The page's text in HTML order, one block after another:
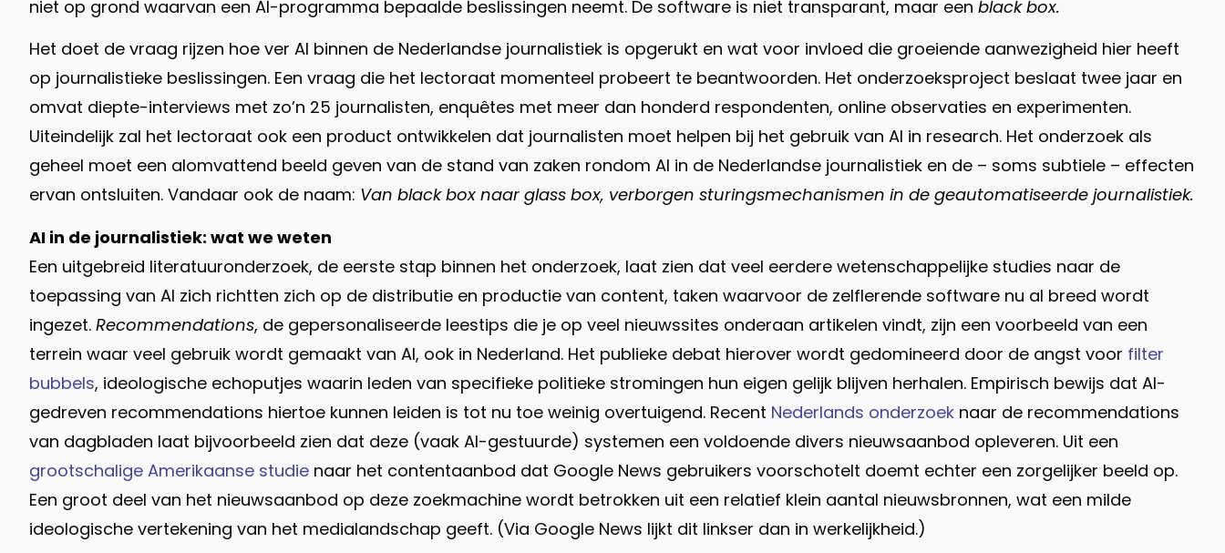
niet op grond waarvan een AI-programma bepaalde beslissingen neemt. De software is niet transparant, maar een black box.
Het doet de vraag rijzen hoe ver AI binnen de Nederlandse journalistiek is opgerukt en wat voor invloed die groeiende aanwezigheid hier heeft
op journalistieke beslissingen. Een vraag die het lectoraat momenteel probeert te beantwoorden. Het onderzoeksproject beslaat twee jaar en
omvat diepte-interviews met zo’n 25 journalisten, enquêtes met meer dan honderd respondenten, online observaties en experimenten.
Uiteindelijk zal het lectoraat ook een product ontwikkelen dat journalisten moet helpen bij het gebruik van AI in research. Het onderzoek als
geheel moet een alomvattend beeld geven van de stand van zaken rondom AI in de Nederlandse journalistiek en de – soms subtiele – effecten
ervan ontsluiten. Vandaar ook de naam: Van black box naar glass box, verborgen sturingsmechanismen in de geautomatiseerde journalistiek.
AI in de journalistiek: wat we weten
Een uitgebreid literatuuronderzoek, de eerste stap binnen het onderzoek, laat zien dat veel eerdere wetenschappelijke studies naar de
toepassing van AI zich richtten zich op de distributie en productie van content, taken waarvoor de zelflerende software nu al breed wordt
ingezet. Recommendations, de gepersonaliseerde leestips die je op veel nieuwssites onderaan artikelen vindt, zijn een voorbeeld van een
terrein waar veel gebruik wordt gemaakt van AI, ook in Nederland. Het publieke debat hierover wordt gedomineerd door de angst voor filter
bubbels, ideologische echoputjes waarin leden van specifieke politieke stromingen hun eigen gelijk blijven herhalen. Empirisch bewijs dat AI-
gedreven recommendations hiertoe kunnen leiden is tot nu toe weinig overtuigend. Recent Nederlands onderzoek naar de recommendations
van dagbladen laat bijvoorbeeld zien dat deze (vaak AI-gestuurde) systemen een voldoende divers nieuwsaanbod opleveren. Uit een
grootschalige Amerikaanse studie naar het contentaanbod dat Google News gebruikers voorschotelt doemt echter een zorgelijker beeld op.
Een groot deel van het nieuwsaanbod op deze zoekmachine wordt betrokken uit een relatief klein aantal nieuwsbronnen, wat een milde
ideologische vertekening van het medialandschap geeft. (Via Google News lijkt dit linkser dan in werkelijkheid.)